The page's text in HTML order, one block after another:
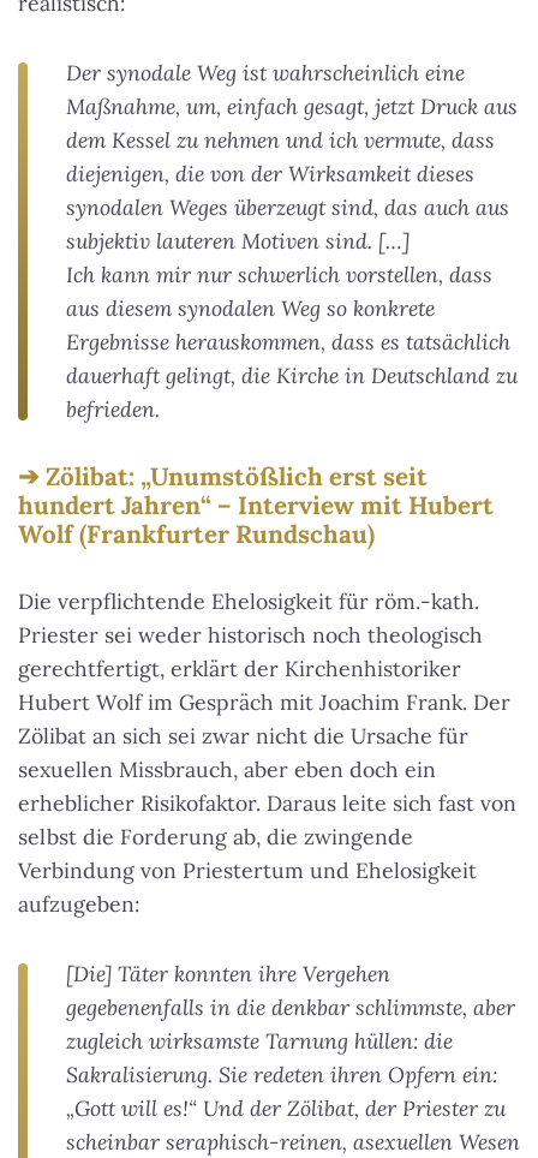
Der synodale Weg ist wahrscheinlich eine
Maßnahme, um, einfach gesagt, jetzt Druck aus
dem Kessel zu nehmen und ich vermute, dass
diejenigen, die von der Wirksamkeit dieses
synodalen Weges überzeugt sind, das auch aus
subjektiv lauteren Motiven sind. […]
Ich kann mir nur schwerlich vorstellen, dass
aus diesem synodalen Weg so konkrete
Ergebnisse herauskommen, dass es tatsächlich
dauerhaft gelingt, die Kirche in Deutschland zu
befrieden.
Zölibat: „Unumstößlich erst seit
hundert Jahren“ – Interview mit Hubert
Wolf (Frankfurter Rundschau)
Die verpflichtende Ehelosigkeit für röm.-kath.
Priester sei weder historisch noch theologisch
gerechtfertigt, erklärt der Kirchenhistoriker
Hubert Wolf im Gespräch mit Joachim Frank. Der
Zölibat an sich sei zwar nicht die Ursache für
sexuellen Missbrauch, aber eben doch ein
erheblicher Risikofaktor. Daraus leite sich fast von
selbst die Forderung ab, die zwingende
Verbindung von Priestertum und Ehelosigkeit
aufzugeben:
[Die] Täter konnten ihre Vergehen
gegebenenfalls in die denkbar schlimmste, aber
zugleich wirksamste Tarnung hüllen: die
Sakralisierung. Sie redeten ihren Opfern ein:
„Gott will es!“ Und der Zölibat, der Priester zu
scheinbar seraphisch-reinen, asexuellen Wesen